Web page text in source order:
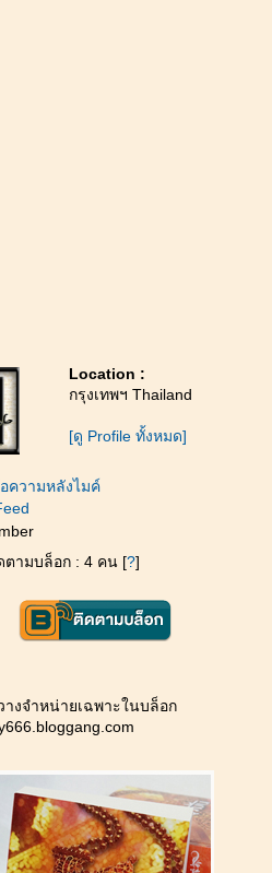
Location :
กรุงเทพฯ Thailand
[ดู Profile ทั้งหมด]
ความหลังไมค์
ตามบล็อก : 4 คน [?]
งจำหน่ายเฉพาะในบล็อก